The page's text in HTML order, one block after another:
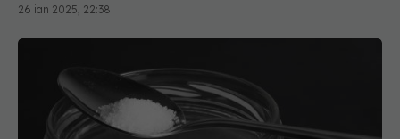
26 ian 2025, 22:38